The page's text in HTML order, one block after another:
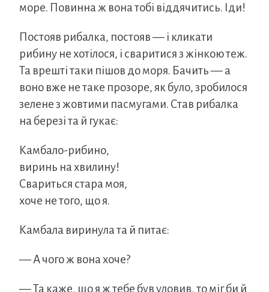
море. Повинна ж вона тобі віддячитись. Іди!
Постояв рибалка, постояв — і кликати
рибину не хотілося, і сваритися з жінкою теж.
Та врешті таки пішов до моря. Бачить — а
воно вже не таке прозоре, як було, зробилося
зелене з жовтими пасмугами. Став рибалка
на березі та й гукає:
Камбало-рибино,
виринь на хвилину!
Свариться стара моя,
хоче не того, що я.
Камбала виринула та й питає:
— А чого ж вона хоче?
— Та каже, що я ж тебе був уловив, то міг би й